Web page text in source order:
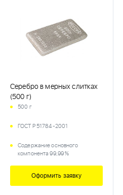
Серебро в мерных слитках
(500 г)
500 г
ГОСТ Р 51784-2001
Содержание основного
компонента 99,99 %
Оформить заявку